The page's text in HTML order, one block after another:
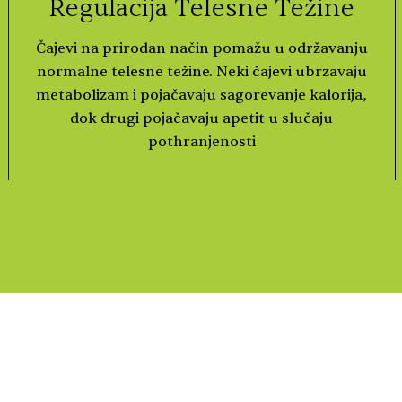
Regulacija Telesne Težine
Čajevi na prirodan način pomažu u održavanju
normalne telesne težine. Neki čajevi ubrzavaju
metabolizam i pojačavaju sagorevanje kalorija,
dok drugi pojačavaju apetit u slučaju
pothranjenosti